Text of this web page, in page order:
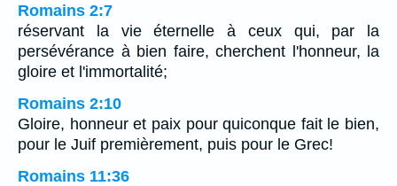
Romains 2:7
réservant la vie éternelle à ceux qui, par la
persévérance à bien faire, cherchent l'honneur, la
gloire et l'immortalité;
Romains 2:10
Gloire, honneur et paix pour quiconque fait le bien,
pour le Juif premièrement, puis pour le Grec!
Romains 11:36